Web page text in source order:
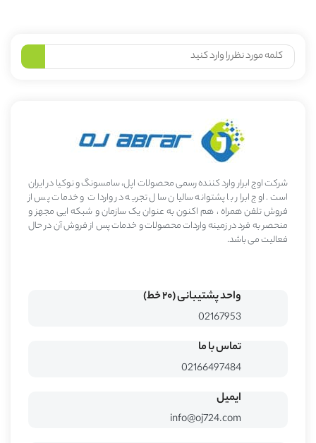
شرکت اوج ابرار وارد کننده رسمی محصولات اپل، سامسونگ و نوکیا در ایران
است. اوج ابرار با پشتوانه سالیان سال تجربه در واردات و خدمات پس از
فروش تلفن همراه ، هم اکنون به عنوان یک سازمان و شبکه ایی مجهز و
منحصر به فرد در زمینه واردات محصولات و خدمات پس از فروش آن در حال
فعالیت می باشد.
واحد پشتیبانی (۲۰ خط)
02167953
تماس با ما
02166497484
ایمیل
info@oj724.com